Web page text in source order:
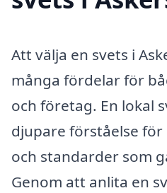
Att välja en svets i
många fördelar för
och företag. En lokal
djupare förståelse
och standarder som
Genom att anlita en